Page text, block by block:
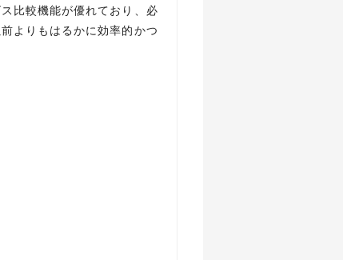
比較機能が優れており、必
よりもはるかに効率的かつ